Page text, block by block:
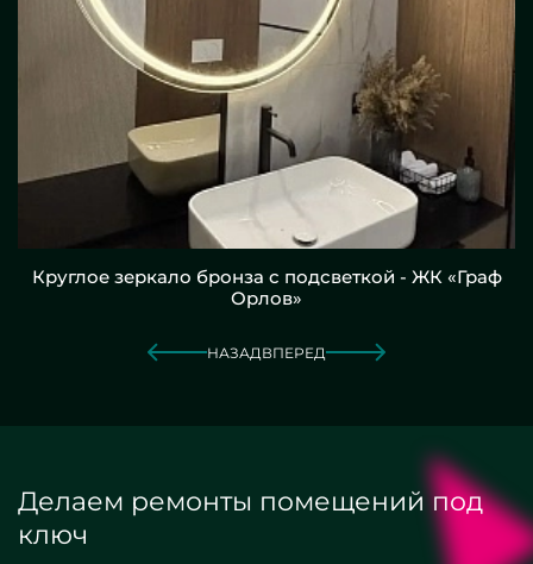
Круглое зеркало бронза с подсветкой - ЖК «Граф
Орлов»
НАЗАД ВПЕРЕД
Делаем ремонты помещений под
ключ